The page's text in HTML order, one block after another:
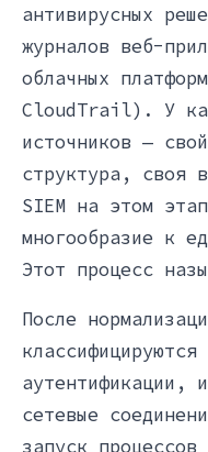
антивирусных
журналов веб-
облачных
CloudTrail). У
источников —
структура, своя
SIEM на этом
многообразие к
Этот процесс
После
аутентификации,
сетевые
запуск